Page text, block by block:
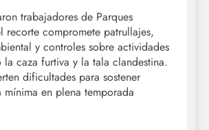
trabajadores de Parques
recorte compromete patrullajes,
y controles sobre actividades
la caza furtiva y la tala clandestina.
dificultades para sostener
mínima en plena temporada